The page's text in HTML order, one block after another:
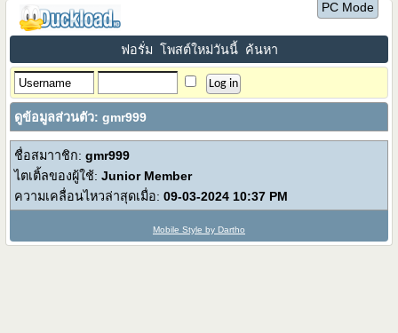
PC Mode
ฟอรั่ม โพสต์ใหม่วันนี้ ค้นหา
ดูข้อมูลส่วนตัว: gmr999
ชื่อสมาาชิก:gmr999
ไตเติ้ลของผู้ใช้:Junior Member
ความเคลื่อนไหวล่าสุดเมื่อ: 09-03-2024 10:37 PM
Mobile Style by Dartho